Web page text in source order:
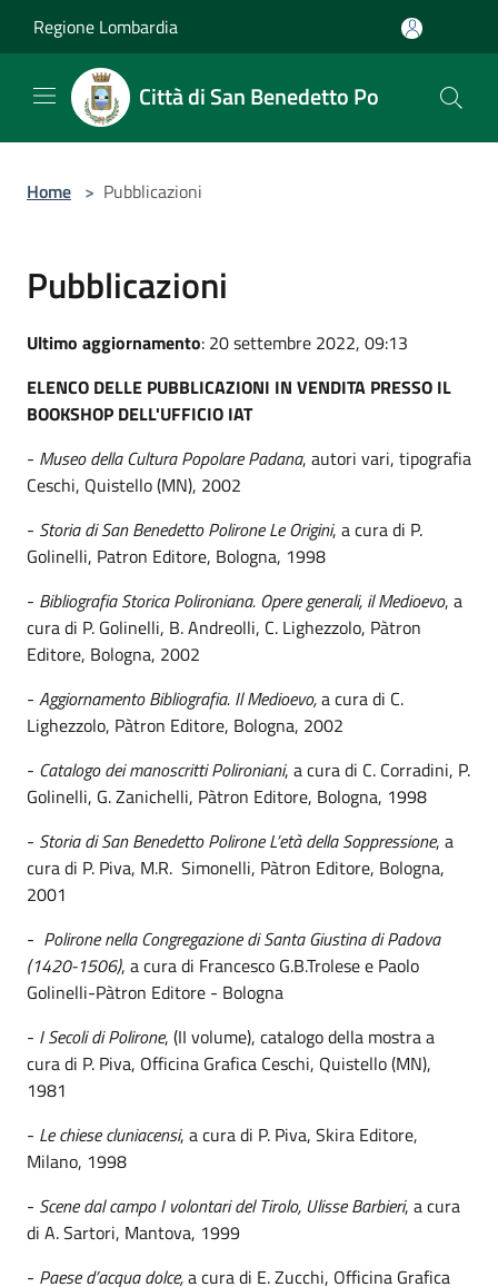
Regione Lombardia
Città di San Benedetto Po
Home > Pubblicazioni
Pubblicazioni
Ultimo aggiornamento: 20 settembre 2022, 09:13
ELENCO DELLE PUBBLICAZIONI IN VENDITA PRESSO IL
BOOKSHOP DELL'UFFICIO IAT
- Museo della Cultura Popolare Padana, autori vari, tipografia
Ceschi, Quistello (MN), 2002
- Storia di San Benedetto Polirone Le Origini, a cura di P.
Golinelli, Patron Editore, Bologna, 1998
- Bibliografia Storica Polironiana. Opere generali, il Medioevo, a
cura di P. Golinelli, B. Andreolli, C. Lighezzolo, Pàtron
Editore, Bologna, 2002
- Aggiornamento Bibliografia. Il Medioevo,a cura di C.
Lighezzolo, Pàtron Editore, Bologna, 2002
- Catalogo dei manoscritti Polironiani, a cura di C. Corradini, P.
Golinelli, G. Zanichelli, Pàtron Editore, Bologna, 1998
- Storia di San Benedetto Polirone L’età della Soppressione, a
cura di P. Piva, M.R. Simonelli, Pàtron Editore, Bologna,
2001
- Polirone nella Congregazione di Santa Giustina di Padova
(1420-1506), a cura di Francesco G.B.Trolese e Paolo
Golinelli-Pàtron Editore - Bologna
- I Secoli di Polirone, (II volume), catalogo della mostra a
cura di P. Piva, Officina Grafica Ceschi, Quistello (MN),
1981
- Le chiese cluniacensi, a cura di P. Piva, Skira Editore,
Milano, 1998
- Scene dal campo I volontari del Tirolo, Ulisse Barbieri, a cura
di A. Sartori, Mantova, 1999
- Paese d’acqua dolce,a cura di E. Zucchi, Officina Grafica